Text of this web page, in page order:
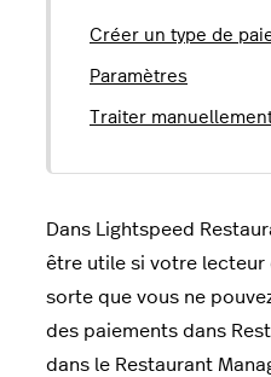
Créer un type de
Paramètres
Traiter
Dans Lightspeed
être utile si votre lecteur
sorte que vous ne
des paiements dans
dans le Restaurant